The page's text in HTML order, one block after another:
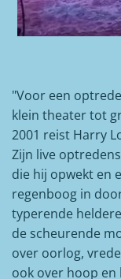
"Voor een
klein theater tot
2001 reist Harry
Zijn live
die hij opwekt en
regenboog in
typerende
de scheurende
over oorlog,
ook over hoop en